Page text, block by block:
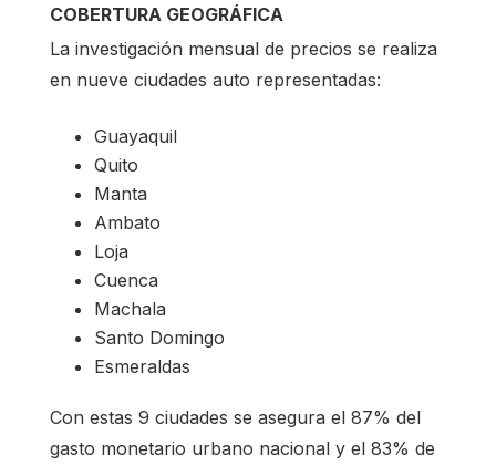
COBERTURA GEOGRÁFICA
La investigación mensual de precios se realiza
en nueve ciudades auto representadas:
Guayaquil
Quito
Manta
Ambato
Loja
Cuenca
Machala
Santo Domingo
Esmeraldas
Con estas 9 ciudades se asegura el 87% del
gasto monetario urbano nacional y el 83% de